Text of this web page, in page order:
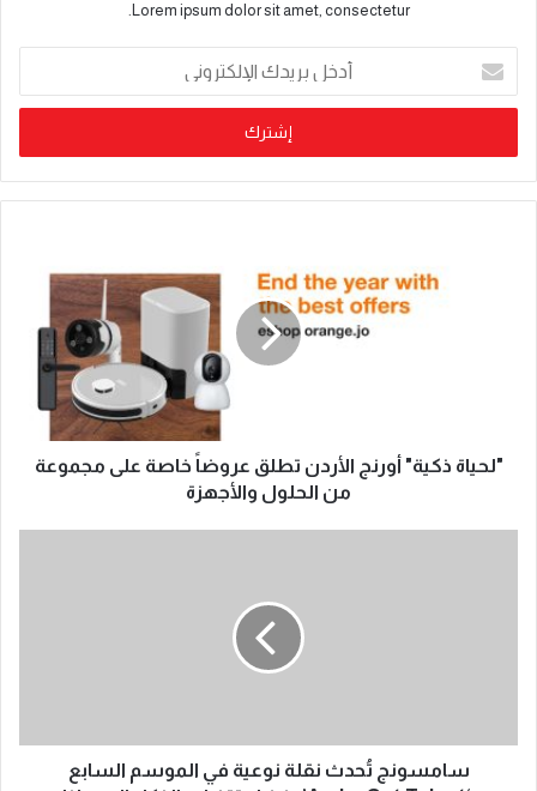
Lorem ipsum dolor sit amet, consectetur.
"لحياة ذكية" أورنج الأردن تطلق عروضاً خاصة على مجموعة
من الحلول والأجهزة
سامسونج تُحدث نقلة نوعية في الموسم السابع